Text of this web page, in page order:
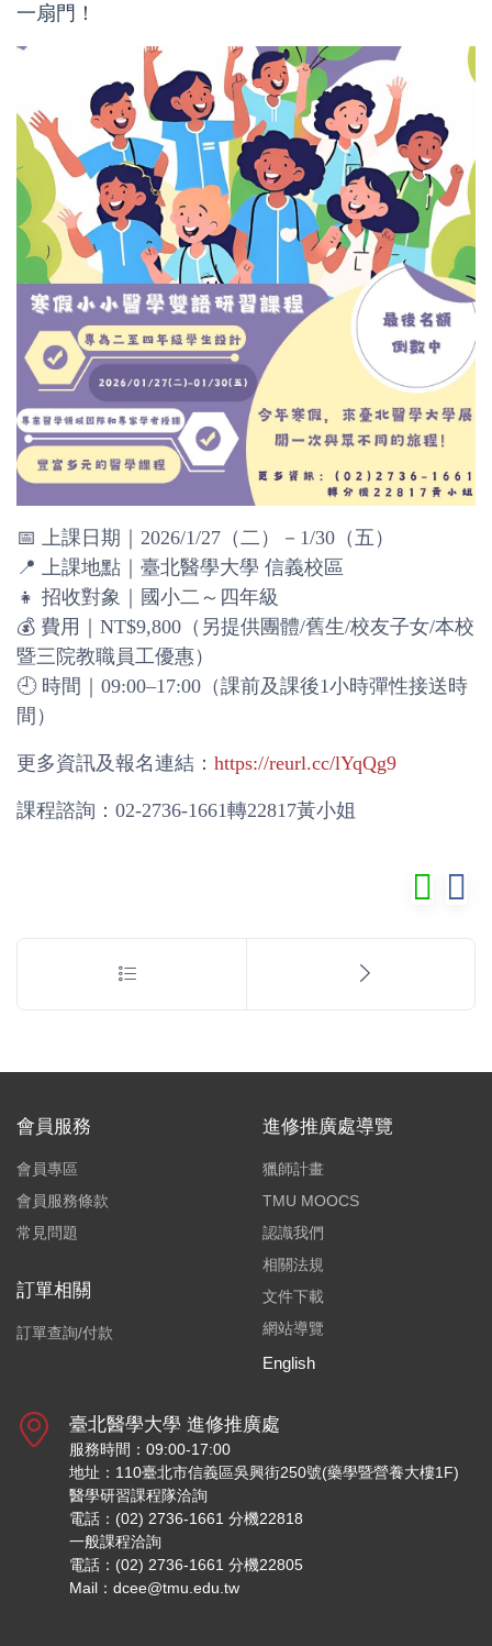
一扇門！
📅 上課日期｜2026/1/27（二）－1/30（五）
📍 上課地點｜臺北醫學大學 信義校區
👧 招收對象｜國小二～四年級
💰 費用｜NT$9,800（另提供團體/舊生/校友子女/本校
暨三院教職員工優惠）
🕘 時間｜09:00–17:00（課前及課後1小時彈性接送時
間）
更多資訊及報名連結： https://reurl.cc/lYqQg9
課程諮詢：02-2736-1661轉22817黃小姐
會員服務
會員專區
會員服務條款
常見問題
訂單相關
訂單查詢/付款
進修推廣處導覽
獵師計畫
TMU MOOCS
認識我們
相關法規
文件下載
網站導覽
English
臺北醫學大學 進修推廣處
服務時間：09:00-17:00
地址：110臺北市信義區吳興街250號(藥學暨營養大樓1F)
醫學研習課程隊洽詢
電話：(02) 2736-1661 分機22818
一般課程洽詢
電話：(02) 2736-1661 分機22805
Mail：dcee@tmu.edu.tw